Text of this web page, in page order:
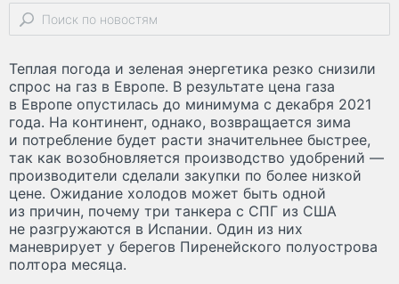
Теплая погода и зеленая энергетика резко снизили
спрос на газ в Европе. В результате цена газа
в Европе опустилась до минимума с декабря 2021
года. На континент, однако, возвращается зима
и потребление будет расти значительнее быстрее,
так как возобновляется производство удобрений —
производители сделали закупки по более низкой
цене. Ожидание холодов может быть одной
из причин, почему три танкера с СПГ из США
не разгружаются в Испании. Один из них
маневрирует у берегов Пиренейского полуострова
полтора месяца.